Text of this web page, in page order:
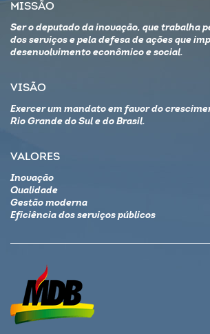
MISSÃO
Ser o deputado da inovação, que trabalha
dos serviços e pela defesa de ações que
desenvolvimento econômico e social.
VISÃO
Exercer um mandato em favor do
Rio Grande do Sul e do Brasil.
VALORES
Inovação
Qualidade
Gestão moderna
Eficiência dos serviços públicos